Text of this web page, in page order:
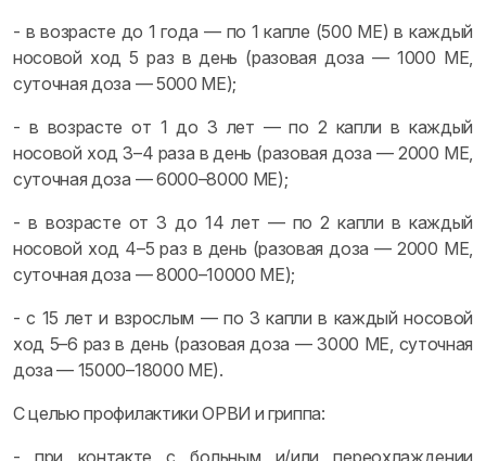
- в возрасте до 1 года — по 1 капле (500 ME) в каждый
носовой ход 5 раз в день (разовая доза — 1000 ME,
суточная доза — 5000 ME);
- в возрасте от 1 до 3 лет — по 2 капли в каждый
носовой ход 3–4 раза в день (разовая доза — 2000 ME,
суточная доза — 6000–8000 ME);
- в возрасте от 3 до 14 лет — по 2 капли в каждый
носовой ход 4–5 раз в день (разовая доза — 2000 ME,
суточная доза — 8000–10000 ME);
- с 15 лет и взрослым — по 3 капли в каждый носовой
ход 5–6 раз в день (разовая доза — 3000 ME, суточная
доза — 15000–18000 ME).
С целью профилактики ОРВИ и гриппа:
- при контакте с больным и/или переохлаждении